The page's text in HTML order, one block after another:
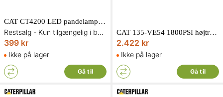
CAT CT4200 LED pandelampe 220 lumen
Restsalg - Kun tilgængelig i begrænset antal og så længe lager haves
399 kr
Ikke på lager
Gå til
CAT 135-VE54 1800PSI højtryksrenser 135 bar
2.422 kr
Ikke på lager
Gå til